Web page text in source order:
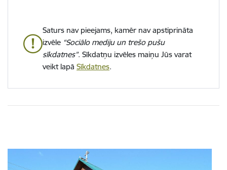
Saturs nav pieejams, kamēr nav apstiprināta
izvēle “Sociālo mediju un trešo pušu
sīkdatnes”. Sīkdatņu izvēles maiņu Jūs varat
veikt lapā Sīkdatnes.